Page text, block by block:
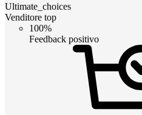
Ultimate_choices
Venditore top
100%
Feedback positivo